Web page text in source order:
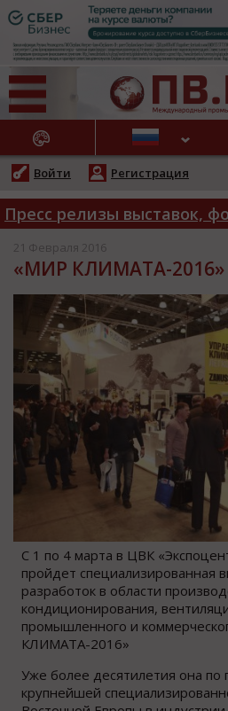
НОВОСТИ
Войти Регистрация
Пресс релизы выставок,
21 Февраля 2016
«МИР КЛИМАТА-2016»
С 1 по 4 марта в ЦВК
пройдет специализированная
разработок в области
кондиционирования,
промышленного и
КЛИМАТА-2016»
Уже более десятилетия она по
крупнейшей